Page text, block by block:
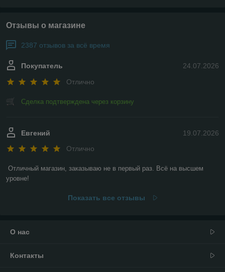
Отзывы о магазине
2387 отзывов за всё время
24.07.2026
Покупатель
Отлично
Сделка подтверждена через корзину
19.07.2026
Евгений
Отлично
Отличный магазин, заказываю не в первый раз. Всё на высшем
уровне!
Показать все отзывы
О нас
Контакты